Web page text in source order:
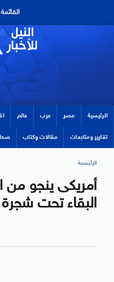
القائمة
الرئيسية مصر عرب عالم
تقارير ومتابعات مقالات وكتاب
الرئيسية
أمريكى ينجو من
البقاء تحت شجرة